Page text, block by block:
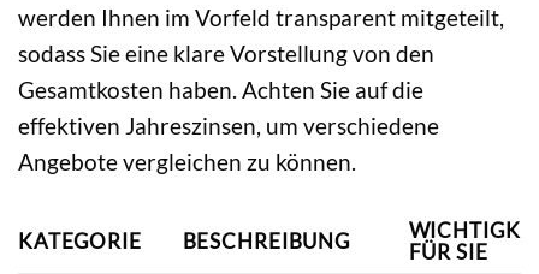
werden Ihnen im Vorfeld transparent mitgeteilt,
sodass Sie eine klare Vorstellung von den
Gesamtkosten haben. Achten Sie auf die
effektiven Jahreszinsen, um verschiedene
Angebote vergleichen zu können.
KATEGORIE BESCHREIBUNG
FÜR SIE